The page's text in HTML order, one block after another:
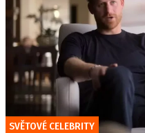
SVĚTOVÉ CELEBRITY